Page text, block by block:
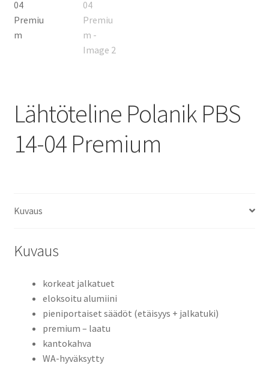
Lähtöteline Polanik PBS
14-04 Premium
Kuvaus
Kuvaus
korkeat jalkatuet
eloksoitu alumiini
pieniportaiset säädöt (etäisyys + jalkatuki)
premium – laatu
kantokahva
WA-hyväksytty